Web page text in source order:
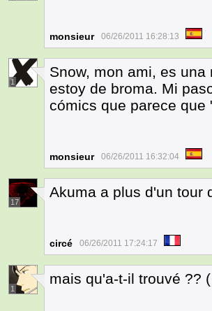
monsieur 06/26/2011 16:28:13
1
Snow, mon ami, es
estoy de broma. Mi
cómics que parece que
monsieur 06/26/2011 16:32:04
17
Akuma a plus d'un tour
circé 06/26/2011 17:24:17
1
mais qu'a-t-il trouvé ??